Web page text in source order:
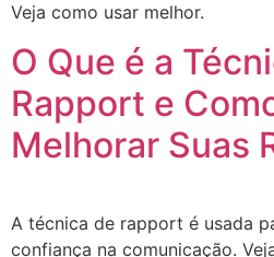
Veja como usar melhor.
O Que é a
Rapport e
Melhorar Suas
A técnica de rapport é usada
confiança na comunicação.